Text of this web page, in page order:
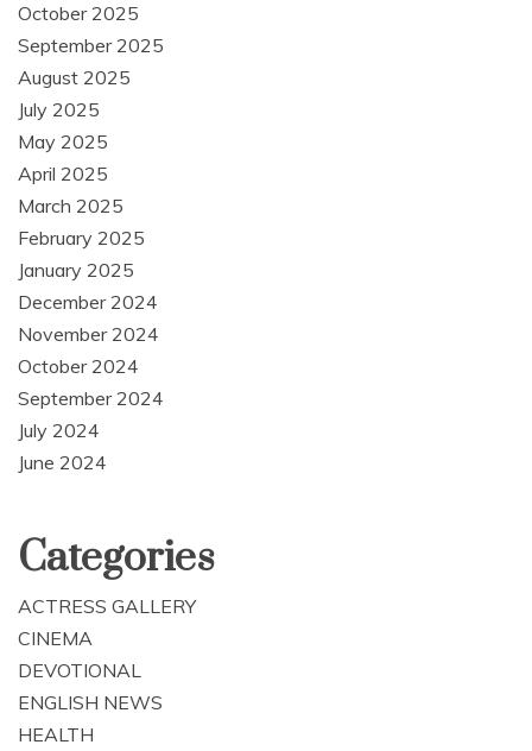
October 2025
September 2025
August 2025
July 2025
May 2025
April 2025
March 2025
February 2025
January 2025
December 2024
November 2024
October 2024
September 2024
July 2024
June 2024
Categories
ACTRESS GALLERY
CINEMA
DEVOTIONAL
ENGLISH NEWS
HEALTH